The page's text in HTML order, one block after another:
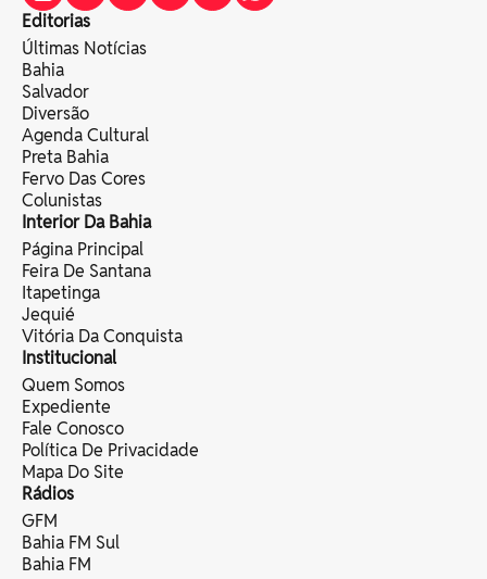
Editorias
Últimas Notícias
Bahia
Salvador
Diversão
Agenda Cultural
Preta Bahia
Fervo Das Cores
Colunistas
Interior Da Bahia
Página Principal
Feira De Santana
Itapetinga
Jequié
Vitória Da Conquista
Institucional
Quem Somos
Expediente
Fale Conosco
Política De Privacidade
Mapa Do Site
Rádios
GFM
Bahia FM Sul
Bahia FM